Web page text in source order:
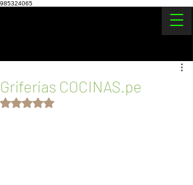
985324065
Griferías COCINAS.pe
Obtuvo NaN de 5 estrellas.